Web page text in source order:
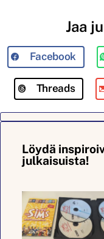
Jaa
Facebook
Threads
Löydä
julkaisuista!